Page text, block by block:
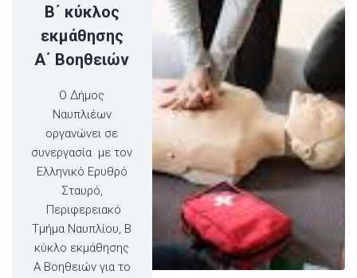
Β΄ κύκλος
εκμάθησης
Α΄ Βοηθειών
Ο Δήμος
Ναυπλιέων
οργανώνει σε
συνεργασία με τον
Ελληνικό Ερυθρό
Σταυρό,
Περιφερειακό
Τμήμα Ναυπλίου, Β
κύκλο εκμάθησης
Α Βοηθειών για το